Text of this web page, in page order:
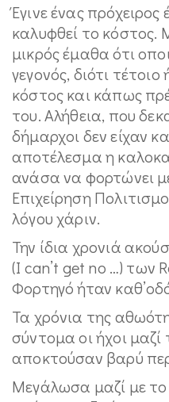
Έγινε ένας
καλυφθεί το κόστος.
μικρός έμαθα ότι
γεγονός, διότι τέτοιο
κόστος και κάπως
του. Αλήθεια, που
δήμαρχοι δεν είχαν
αποτέλεσμα η
ανάσα να φορτώνει
Επιχείρηση
λόγου χάριν.
Την ίδια χρονιά
(I can’t get no …) των
Φορτηγό ήταν
Τα χρόνια της
σύντομα οι ήχοι μαζί
αποκτούσαν βαρύ
Μεγάλωσα μαζί με το